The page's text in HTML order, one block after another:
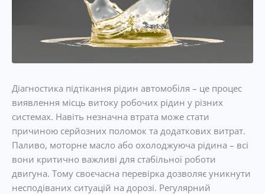
Діагностика підтікання рідин автомобіля – це процес
виявлення місць витоку робочих рідин у різних
системах. Навіть незначна втрата може стати
причиною серйозних поломок та додаткових витрат.
Паливо, моторне масло або охолоджуюча рідина – всі
вони критично важливі для стабільної роботи
двигуна. Тому своєчасна перевірка дозволяє уникнути
несподіваних ситуацій на дорозі. Регулярний